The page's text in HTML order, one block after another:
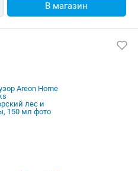
В магазин